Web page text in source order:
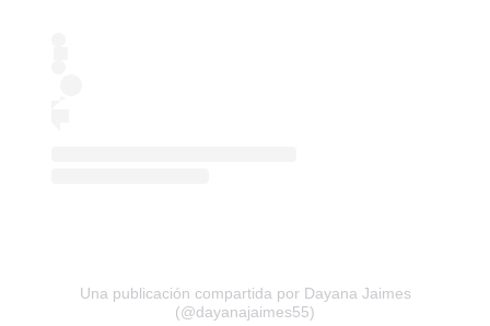
Una publicación compartida por Dayana Jaimes
(@dayanajaimes55)